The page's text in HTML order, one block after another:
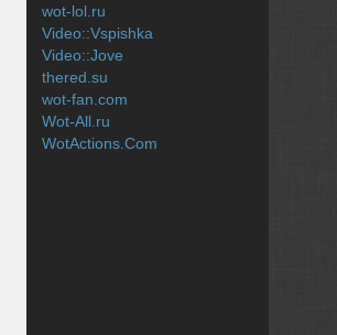
wot-lol.ru
Video::Vspishka
Video::Jove
thered.su
wot-fan.com
Wot-All.ru
WotActions.Com